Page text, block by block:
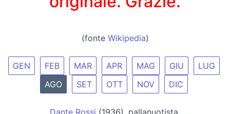
(fonte Wikipedia)
GEN FEB MAR APR MAG GIU
LUG
AGO
SET OTT NOV DIC
Dante Rossi (1936), pallanuotista,